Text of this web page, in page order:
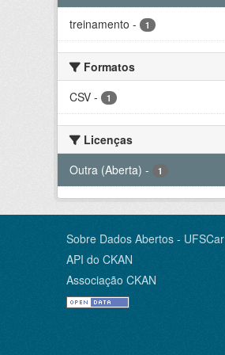
treinamento - 1
Formatos
CSV - 1
Licenças
Outra (Aberta) - 1
Sobre Dados Abertos - UFSCar
API do CKAN
Associação CKAN